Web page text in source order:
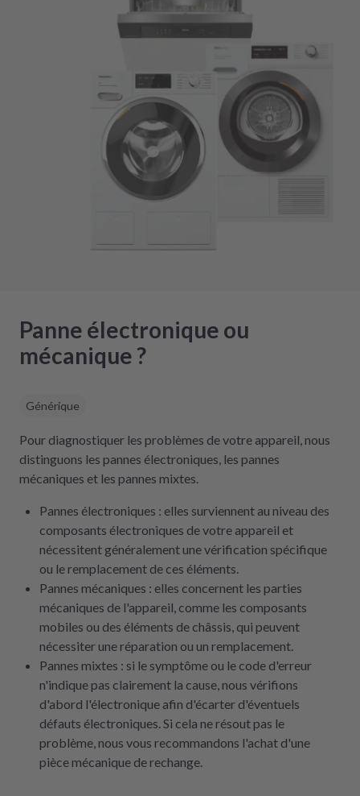
Panne électronique ou
mécanique ?
Générique
Pour diagnostiquer les problèmes de votre appareil, nous
distinguons les pannes électroniques, les pannes
mécaniques et les pannes mixtes.
Pannes électroniques : elles surviennent au niveau des
composants électroniques de votre appareil et
nécessitent généralement une vérification spécifique
ou le remplacement de ces éléments.
Pannes mécaniques : elles concernent les parties
mécaniques de l'appareil, comme les composants
mobiles ou des éléments de châssis, qui peuvent
nécessiter une réparation ou un remplacement.
Pannes mixtes : si le symptôme ou le code d'erreur
n'indique pas clairement la cause, nous vérifions
d'abord l'électronique afin d'écarter d'éventuels
défauts électroniques. Si cela ne résout pas le
problème, nous vous recommandons l'achat d'une
pièce mécanique de rechange.